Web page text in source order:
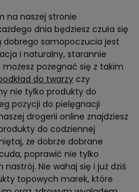
na naszej stronie
dnia będziesz czuła się
dobrego samopoczucia jest
i naturalny, starannie
pożegnać się z takim
do twarzy czy
nie tylko produkty do
pozycji do pielęgnacji
drogerii online znajdziesz
do codziennej
że dobrze dobrane
poprawić nie tylko
Nie wahaj się i już dziś
topowych marek, które